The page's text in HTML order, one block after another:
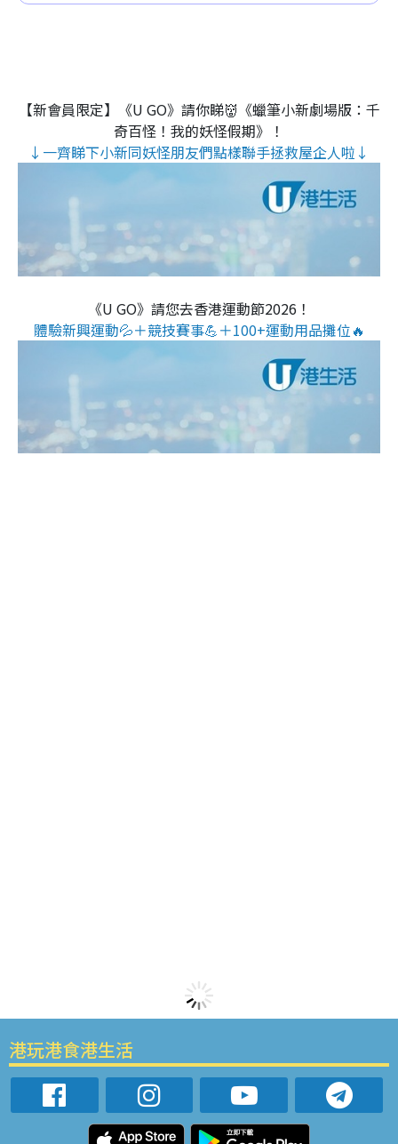
【新會員限定】《U GO》請你睇👹《蠟筆小新劇場版：千
奇百怪！我的妖怪假期》！
↓一齊睇下小新同妖怪朋友們點樣聯手拯救屋企人啦↓
《U GO》請您去香港運動節2026！
體驗新興運動💦＋競技賽事💪＋100+運動用品攤位🔥
港玩港食港生活